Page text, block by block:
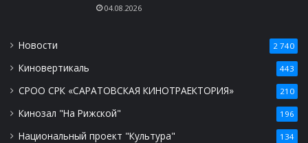
04.08.2026
Новости 2 740
Киновертикаль 443
СРОО СРК «САРАТОВСКАЯ КИНОТРАЕКТОРИЯ» 210
Кинозал "На Рижской" 196
Национальный проект "Культура" 134